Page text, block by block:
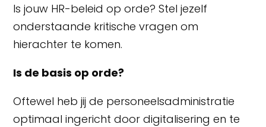
Is jouw HR-beleid op orde? Stel jezelf
onderstaande kritische vragen om
hierachter te komen.
Is de basis op orde?
Oftewel heb jij de personeelsadministratie
optimaal ingericht door digitalisering en te